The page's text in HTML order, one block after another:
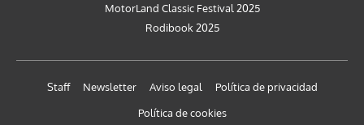
MotorLand Classic Festival 2025
Rodibook 2025
Staff Newsletter Aviso legal
Política de privacidad
Política de cookies